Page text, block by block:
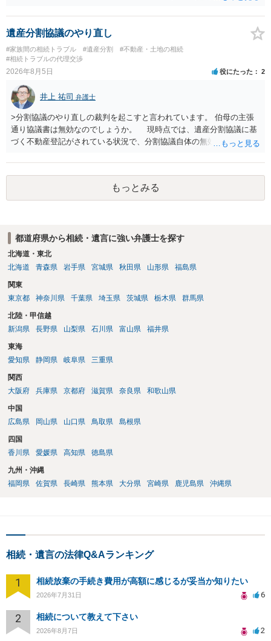
の権利も守られなければならないからです。 相続財産全体で、未成年
者の権利が守られているかどうかを判断しなければなりません。 単
に、未成年者を今後養育するのは、自分だからという理由では、法定
相続分以上に多くの遺産を取得することができるというわけではあり
ません。
遺産分割協議のやり直し
#家族間の相続トラブル #遺産分割
#不動産・土地の相続
#相続トラブルの代理交渉
2026年8月5日 役にたった 2
井上 祐司 弁護士
>分割協議のやり直しの裁判を起こすと言われています。 伯母の主張
通り協議書は無効なのでしょうか。 現時点では、遺産分割協議に基
づく不動産登記がされている状況で、分割協議自体の無効を裁判所が
方の訴訟の主張及び立証次第ですが、 ・御祖母様の認知能力に関する
医師の意見書、筆跡鑑定 が提出されればその効力が否定される可能性
はありますが、 ・伯母様自身が分割協議に加わっていること ・御祖母
様の意に反する遺産分割協議を行う実益が誰にあったかの立証が困難
言えると思います。
もっとみる
都道府県から相続・遺言に強い弁護士を探す
北海道・東北
北海道
青森県 岩手県 宮城県 秋田県 山形県 福島県
関東
東京都
神奈川県 千葉県 埼玉県 茨城県 栃木県 群馬県
北陸・甲信越
新潟県
長野県 山梨県 石川県 富山県 福井県
東海
愛知県
静岡県 岐阜県 三重県
関西
大阪府
兵庫県 京都府 滋賀県 奈良県 和歌山県
中国
広島県
岡山県 山口県 鳥取県 島根県
四国
香川県
愛媛県 高知県 徳島県
九州・沖縄
福岡県
佐賀県 長崎県 熊本県 大分県 宮崎県 鹿児島県 沖縄県
相続・遺言の法律Q&Aランキング
1 相続放棄の手続き費用が高額に感じるが妥当か知りたい
2026年7月31日 6
2 相続について教えて下さい
2026年8月7日 2